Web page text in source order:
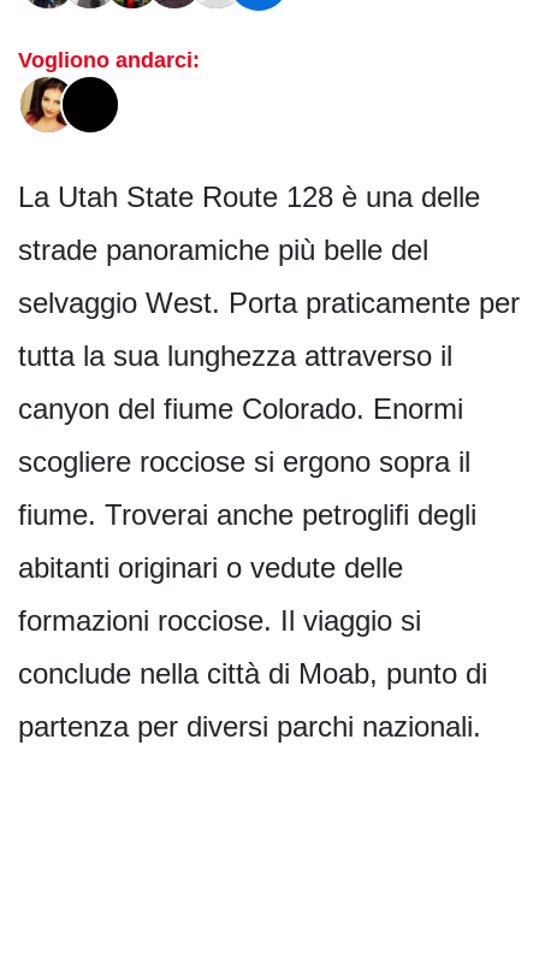
Vogliono andarci:
La Utah State Route 128 è una delle
strade panoramiche più belle del
selvaggio West. Porta praticamente per
tutta la sua lunghezza attraverso il
canyon del fiume Colorado. Enormi
scogliere rocciose si ergono sopra il
fiume. Troverai anche petroglifi degli
abitanti originari o vedute delle
formazioni rocciose. Il viaggio si
conclude nella città di Moab, punto di
partenza per diversi parchi nazionali.